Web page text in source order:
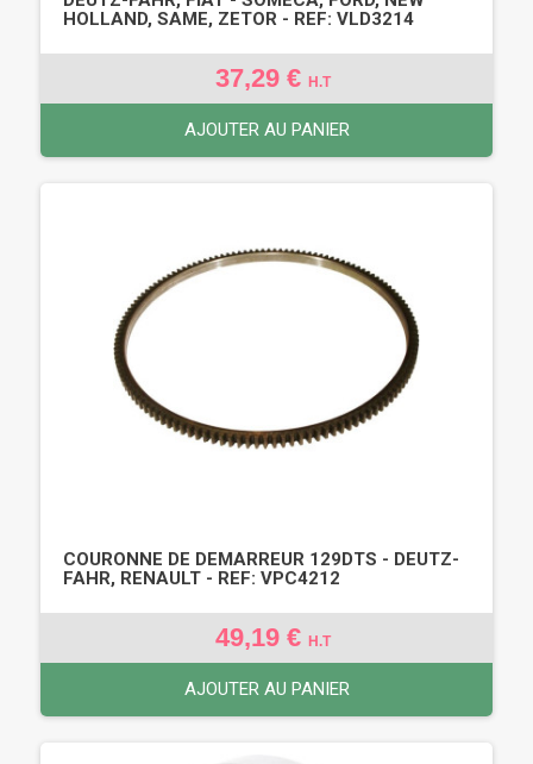
HOLLAND, SAME, ZETOR - REF: VLD3214
37,29 € H.T
AJOUTER AU PANIER
COURONNE DE DEMARREUR 129DTS - DEUTZ-
FAHR, RENAULT - REF: VPC4212
49,19 € H.T
AJOUTER AU PANIER